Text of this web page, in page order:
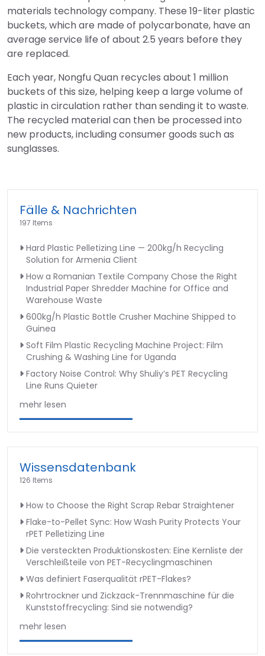
materials technology company. These 19-liter plastic
buckets, which are made of polycarbonate, have an
average service life of about 2.5 years before they
are replaced.
Each year, Nongfu Quan recycles about 1 million
buckets of this size, helping keep a large volume of
plastic in circulation rather than sending it to waste.
The recycled material can then be processed into
new products, including consumer goods such as
sunglasses.
Fälle & Nachrichten
197 Items
Hard Plastic Pelletizing Line — 200kg/h Recycling
Solution for Armenia Client
How a Romanian Textile Company Chose the Right
Industrial Paper Shredder Machine for Office and
Warehouse Waste
600kg/h Plastic Bottle Crusher Machine Shipped to
Guinea
Soft Film Plastic Recycling Machine Project: Film
Crushing & Washing Line for Uganda
Factory Noise Control: Why Shuliy’s PET Recycling
Line Runs Quieter
mehr lesen
Wissensdatenbank
126 Items
How to Choose the Right Scrap Rebar Straightener
Flake-to-Pellet Sync: How Wash Purity Protects Your
rPET Pelletizing Line
Die versteckten Produktionskosten: Eine Kernliste der
Verschleißteile von PET-Recyclingmaschinen
Was definiert Faserqualität rPET-Flakes?
Rohrtrockner und Zickzack-Trennmaschine für die
Kunststoffrecycling: Sind sie notwendig?
mehr lesen